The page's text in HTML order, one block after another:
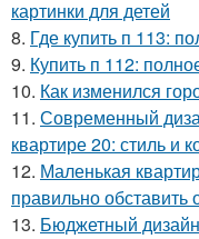
картинки для детей
8. Где купить п 113:
9. Купить п 112:
10. Как изменился
11. Современный
квартире 20: стиль и
12. Маленькая
правильно обставить
13. Бюджетный